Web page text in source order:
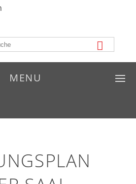
MENU